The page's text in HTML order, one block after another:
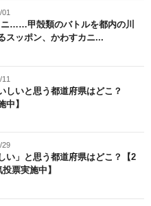
……甲殻類のバトルを都内の川
ッポン、かわすカニ...
しいと思う都道府県はどこ？
中】
29
い」と思う都道府県はどこ？【2
票実施中】